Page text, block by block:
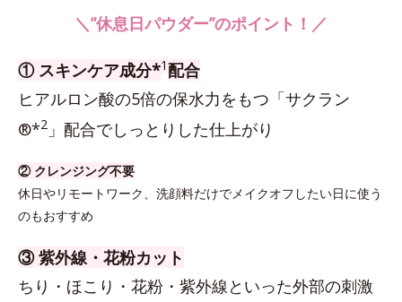
＼”休息日パウダー”のポイント！／
① スキンケア成分*1配合
ヒアルロン酸の5倍の保水力をもつ「サクラン
®*2 」配合でしっとりした仕上がり
② クレンジング不要
休日やリモートワーク、洗顔料だけでメイクオフしたい日に使う
のもおすすめ
③ 紫外線・花粉カット
ちり・ほこり・花粉・紫外線といった外部の刺激